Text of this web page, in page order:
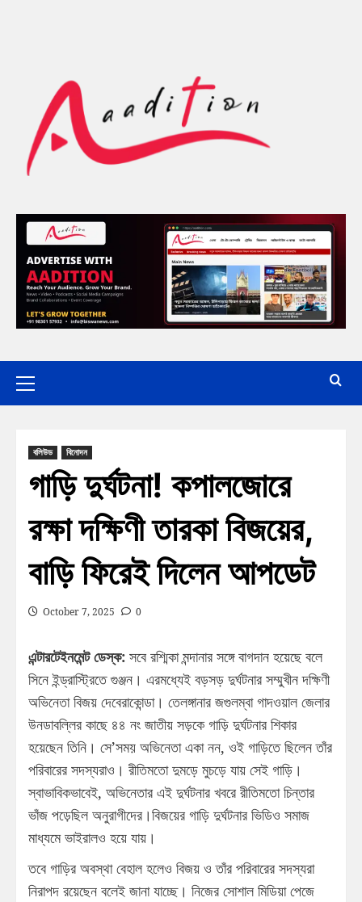
বলিউড বিনোদন
গাড়ি দুর্ঘটনা! কপালজোরে
রক্ষা দক্ষিণী তারকা বিজয়ের,
বাড়ি ফিরেই দিলেন আপডেট
October 7, 2025 0
এন্টারটেইনমেন্ট ডেস্ক: সবে রশ্মিকা মন্দানার সঙ্গে বাগদান হয়েছে বলে
সিনে ইন্ড্রাস্ট্রিতে গুঞ্জন। এরমধ্যেই বড়সড় দুর্ঘটনার সম্মুখীন দক্ষিণী
অভিনেতা বিজয় দেবেরাকোন্ডা। তেলঙ্গানার জগুলম্বা গাদওয়াল জেলার
উনডাবল্লির কাছে ৪৪ নং জাতীয় সড়কে গাড়ি দুর্ঘটনার শিকার
হয়েছেন তিনি। সে’সময় অভিনেতা একা নন, ওই গাড়িতে ছিলেন তাঁর
পরিবারের সদস্যরাও। রীতিমতো দুমড়ে মুচড়ে যায় সেই গাড়ি।
স্বাভাবিকভাবেই, অভিনেতার এই দুর্ঘটনার খবরে রীতিমতো চিন্তার
ভাঁজ পড়েছিল অনুরাগীদের।বিজয়ের গাড়ি দুর্ঘটনার ভিডিও সমাজ
মাধ্যমে ভাইরালও হয়ে যায়।
তবে গাড়ির অবস্থা বেহাল হলেও বিজয় ও তাঁর পরিবারের সদস্যরা
নিরাপদ রয়েছেন বলেই জানা যাচ্ছে। নিজের সোশাল মিডিয়া পেজে